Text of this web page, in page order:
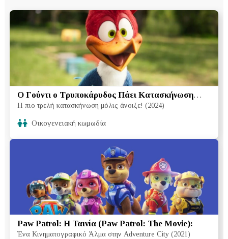
O Γούντι ο Τρυποκάρυδος Πάει Κατασκήνωση
(Woody Woodpecker Goes to Camp):
Η πιο τρελή κατασκήνωση μόλις άνοιξε! (2024)
Oικογενειακή κωμωδία
Paw Patrol: Η Ταινία (Paw Patrol: The Movie):
Ένα Κινηματογραφικό Άλμα στην Adventure City (2021)